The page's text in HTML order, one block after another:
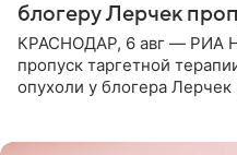
блогеру Лерчек
КРАСНОДАР, 6 авг — РИА
пропуск таргетной
опухоли у блогера